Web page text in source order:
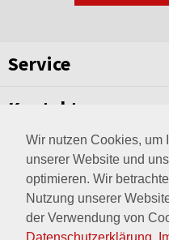
Wir nutzen Cookies, um
unserer Website und
optimieren. Wir
Nutzung unserer
der Verwendung von
Datenschutzerklärung
Service
Kontakt
Weltweit setzen wir unsere
nach innovativen
Erfahren